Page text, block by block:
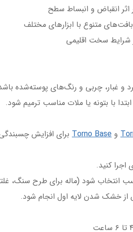
اثر انقباض و انبساط سطح
متنوع با ابزارهای مختلف
شرایط سخت اقلیمی
و غبار، چربی و رنگ‌های پوسته‌شده
با بتونه یا ملات مناسب ترمیم شود.
و Torno Base برای افزایش
اجرا کنید.
انتخاب شود (ماله برای طرح
از خشک شدن لایه اول انجام شود.